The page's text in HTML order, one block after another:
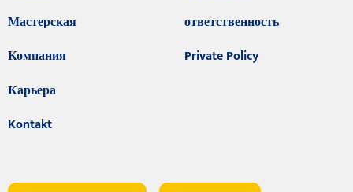
Мастерская
Компания
Карьера
Kontakt
ответственность
Private Policy